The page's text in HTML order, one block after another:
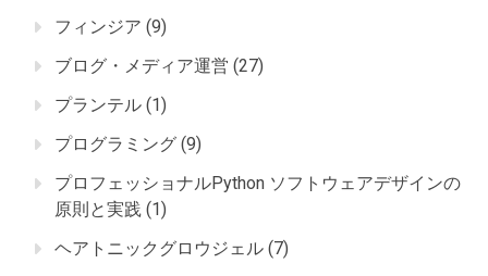
フィンジア (9)
ブログ・メディア運営 (27)
プランテル (1)
プログラミング (9)
プロフェッショナルPython ソフトウェアデザインの
原則と実践 (1)
ヘアトニックグロウジェル (7)